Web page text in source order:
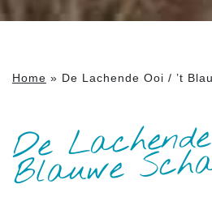
Home » De Lachende Ooi / ’t
De
Blauwe